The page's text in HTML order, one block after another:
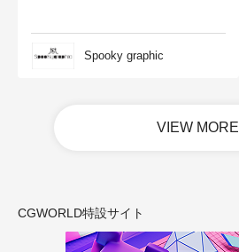
Spooky graphic
VIEW MORE
CGWORLD特設サイト